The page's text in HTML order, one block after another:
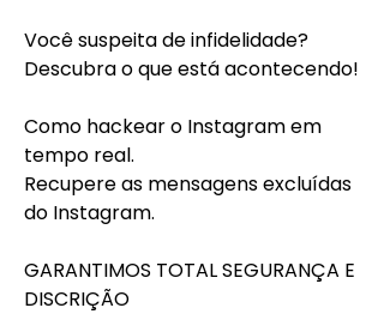
Você suspeita de infidelidade?
Descubra o que está acontecendo!
Como hackear o Instagram em
tempo real.
Recupere as mensagens excluídas
do Instagram.
GARANTIMOS TOTAL SEGURANÇA E
DISCRIÇÃO